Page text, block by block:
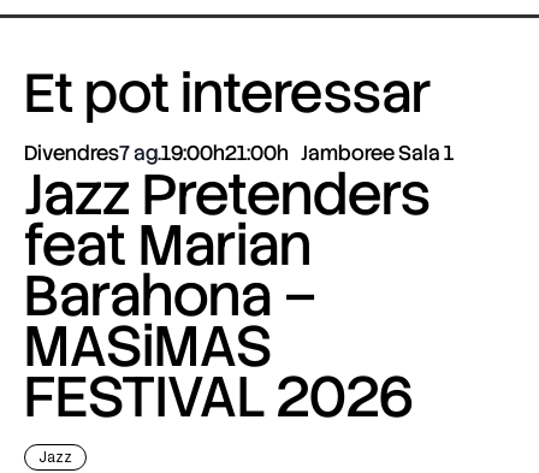
Et pot interessar
Divendres7 ag.19:00h21:00h Jamboree Sala 1
Jazz Pretenders
feat Marian
Barahona –
MASiMAS
FESTIVAL 2026
Jazz